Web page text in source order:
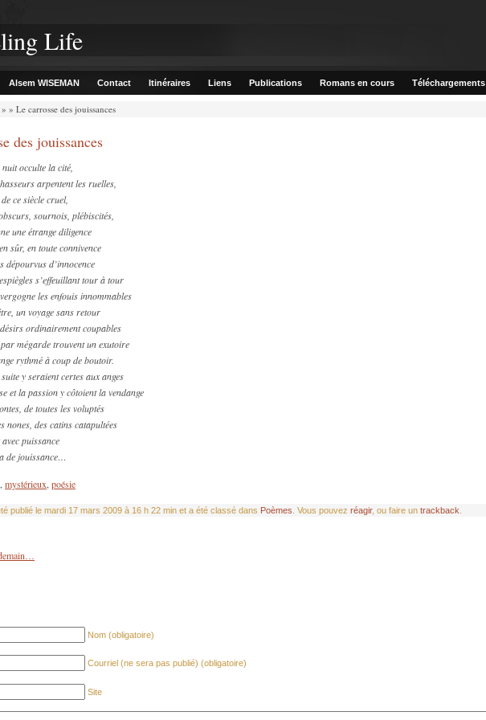
Life
Alsem WISEMAN Contact Itinéraires Liens Publications Romans en cours Téléchargements
» » Le carrosse des jouissances
des jouissances
occulte la cité,
arpentent les ruelles,
ce siècle cruel,
sournois, plébiscités,
une étrange diligence
sûr, en toute connivence
dépourvus d’innocence
s’effeuillant tour à tour
les enfouis innommables
un voyage sans retour
ordinairement coupables
mégarde trouvent un exutoire
rythmé à coup de boutoir.
y seraient certes aux anges
et la passion y côtoient la vendange
de toutes les voluptés
nones, des catins catapultées
puissance
de jouissance…
,mystérieux,poésie
publié le mardi 17 mars 2009 à 16 h 22 min et a été classé dans Poèmes . Vous pouvez réagir, ou faire un trackback
Nom (obligatoire)
Courriel (ne sera pas publié) (obligatoire)
Site